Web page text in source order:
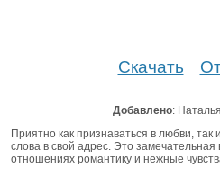
Скачать
Добавлено:
Приятно как признаваться в любви,
слова в свой адрес. Это
отношениях романтику и нежные